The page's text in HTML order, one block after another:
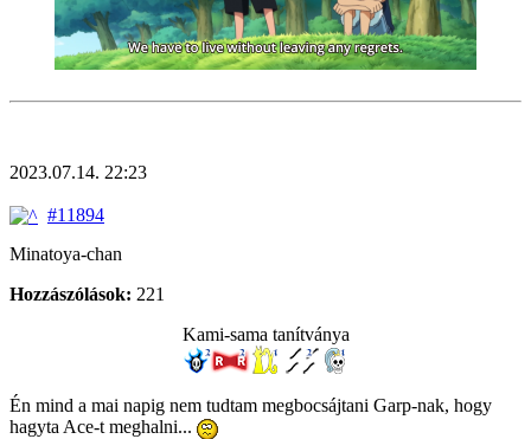
2023.07.14. 22:23
#11894
Minatoya-chan
Hozzászólások: 221
Kami-sama tanítványa
Én mind a mai napig nem tudtam megbocsájtani Garp-nak, hogy
hagyta Ace-t meghalni...